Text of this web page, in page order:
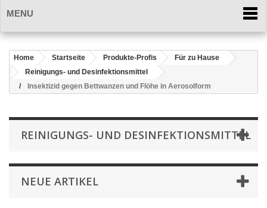
MENU
Home Startseite Produkte-Profis
Für zu Hause
Reinigungs- und Desinfektionsmittel
Insektizid gegen Bettwanzen und Flöhe in Aerosolform
REINIGUNGS- UND DESINFEKTIONSMITTEL
NEUE ARTIKEL